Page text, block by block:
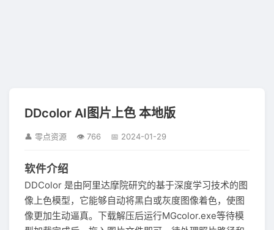
DDcolor AI图片上色 本地版
👤 零点资源 👁 766 📅 2024-01-29
软件介绍
DDColor 是由阿里达摩院研究的基于深度学习技术的图
像上色模型，它能够自动将黑白或灰度图像着色，使图
像更加生动逼真。下载解压后运行MGcolor.exe等待模